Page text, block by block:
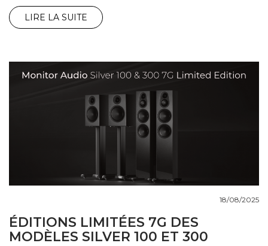
LIRE LA SUITE
ÉDITIONS LIMITÉES 7G DES
MODÈLES SILVER 100 ET 300
18/08/2025